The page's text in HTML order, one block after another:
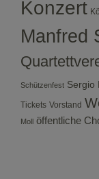
Konzert
Manfred
Schützenfest Sergio
Tickets Vorstand
Moll
öffentliche